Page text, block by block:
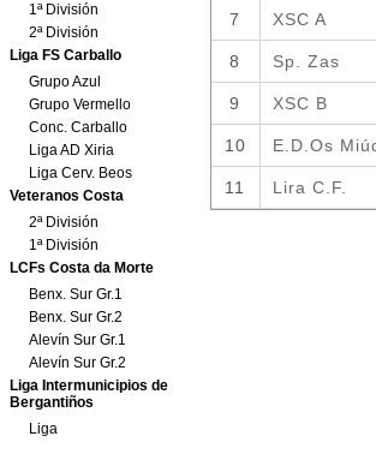
1ª División
2ª División
Liga FS Carballo
Grupo Azul
Grupo Vermello
Conc. Carballo
Liga AD Xiria
Liga Cerv. Beos
Veteranos Costa
2ª División
1ª División
LCFs Costa da Morte
Benx. Sur Gr.1
Benx. Sur Gr.2
Alevín Sur Gr.1
Alevín Sur Gr.2
Liga Intermunicipios de
Bergantiños
Liga